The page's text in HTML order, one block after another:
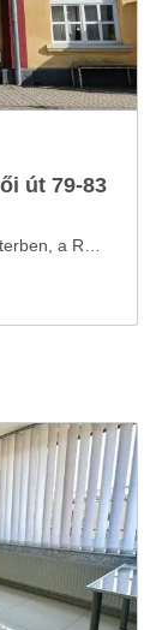
út 79-83